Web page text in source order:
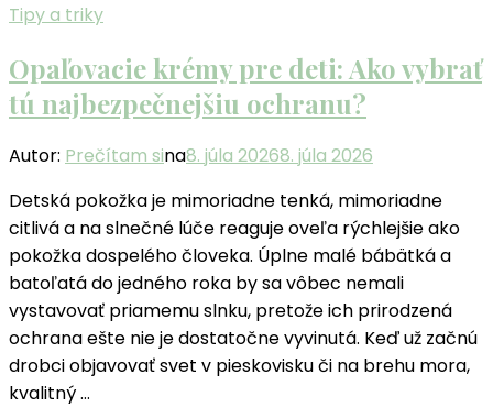
Tipy a triky
Opaľovacie krémy pre deti: Ako vybrať
tú najbezpečnejšiu ochranu?
Autor: Prečítam sina8. júla 20268. júla 2026
Detská pokožka je mimoriadne tenká, mimoriadne
citlivá a na slnečné lúče reaguje oveľa rýchlejšie ako
pokožka dospelého človeka. Úplne malé bábätká a
batoľatá do jedného roka by sa vôbec nemali
vystavovať priamemu slnku, pretože ich prirodzená
ochrana ešte nie je dostatočne vyvinutá. Keď už začnú
drobci objavovať svet v pieskovisku či na brehu mora,
kvalitný …